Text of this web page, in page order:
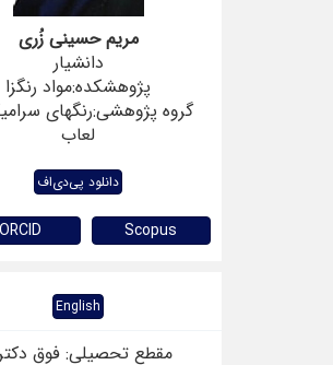
مریم حسینی زُری
دانشیار
پژوهشکده:مواد رنگزا
گروه پژوهشی:رنگهای
لعاب
دانلود پی‌دی‌اف
Scopus
ORCID
English
مقطع تحصیلی: فوق